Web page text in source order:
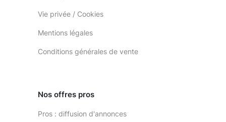
Vie privée / Cookies
Mentions légales
Conditions générales de vente
Nos offres pros
Pros : diffusion d'annonces